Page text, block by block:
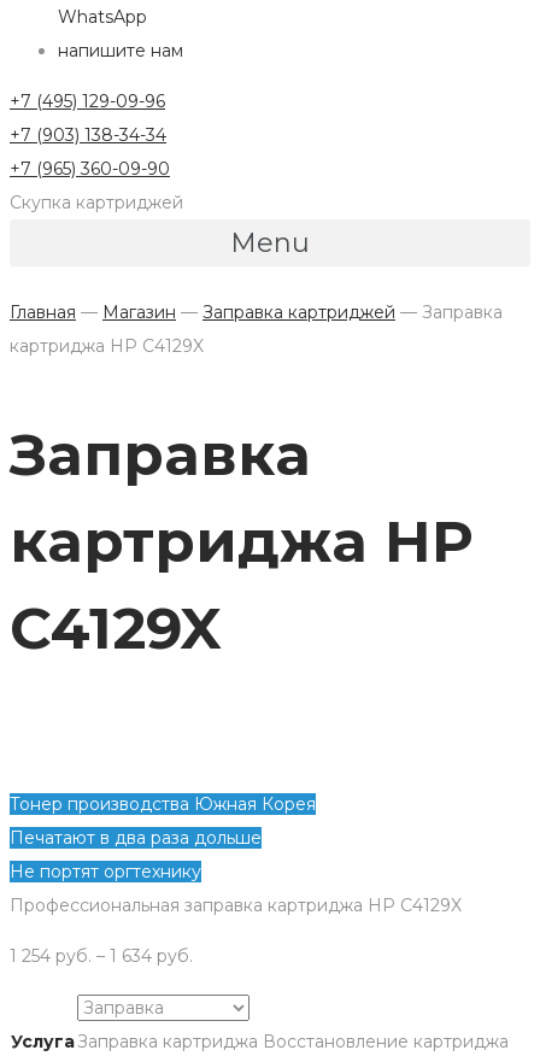
WhatsApp
напишите нам
+7 (495) 129-09-96
+7 (903) 138-34-34
+7 (965) 360-09-90
Скупка картриджей
Menu
Главная — Магазин — Заправка картриджей — Заправка
картриджа HP C4129X
Заправка
картриджа HP
C4129X
Тонер производства Южная Корея
Печатают в два раза дольше
Не портят оргтехнику
Профессиональная заправка картриджа HP C4129X
1 254 руб. – 1 634 руб.
УслугаЗаправка картриджа Восстановление картриджа